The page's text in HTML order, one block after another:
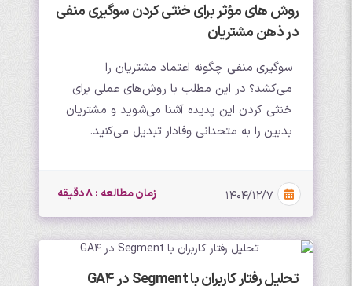
روش های مؤثر برای خنثی کردن سوگیری منفی
در ذهن مشتریان
سوگیری منفی چگونه اعتماد مشتریان را
می‌کشد؟ در این مطلب با روش‌های عملی برای
خنثی کردن این پدیده آشنا می‌شوید و مشتریان
بدبین را به متحدانی وفادار تبدیل می‌کنید.
۱۴۰۴/۱۲/۷ زمان مطالعه : 8 دقیقه
تحلیل رفتار کاربران با Segment در GA4